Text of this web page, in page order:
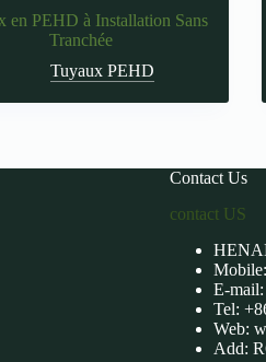
en PEHD à Installation Sans
Tranchée
Tuyaux PEHD
Contact Us
contact US
E-mail:
Tel:
Web:
Add: